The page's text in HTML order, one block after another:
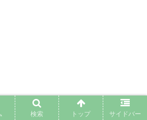
検索 トップ サイドバー